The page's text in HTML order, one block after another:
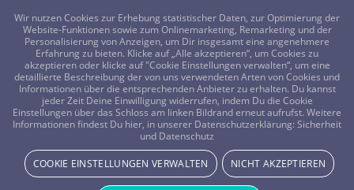
FRAGEN? KOSTENLOS ANRUFEN: 0800-8478266
Achtsamkeit als Prinzip
Wir nutzen Cookies zur Erhebung statistischer Daten, zur Optimierung der
Website-Funktionen sowie zum Onlinemarketing, Remarketing und der
Personalisierung von Anzeigen, um Dir insgesamt eine angenehmere
Erfahrung zu bieten. Klicke auf „Alle akzeptieren“, um Cookies zu
akzeptieren oder klicke auf "Cookie Einstellungen verwalten“, um eine
detaillierte Beschreibung der von uns verwendeten Arten von Cookies und
Informationen über die entsprechenden Anbieter zu erhalten. Du kannst
jeder Zeit Deine Einwilligung widerrufen, indem Du die Cookie
Einstellungen über das Schloss am linken Bildrand erneut aufrufst. Weitere
Informationen findest Du hier, in unserer Datenschutzerklärung: Sicherheit
und Datenschutz
COOKIE EINSTELLUNGEN VERWALTEN NICHT AKZEPTIEREN